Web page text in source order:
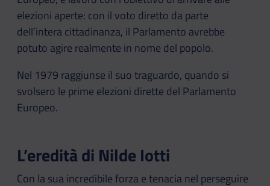
elezioni aperte: con il voto diretto da parte
dell’intera cittadinanza, il Parlamento avrebbe
potuto agire realmente in nome del popolo.
Nel 1979 raggiunse il suo traguardo, quando si
svolsero le prime elezioni dirette del Parlamento
Europeo.
L’eredità di Nilde Iotti
Con la sua incredibile forza e tenacia nel perseguire